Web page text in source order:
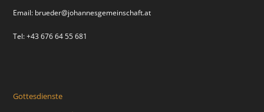
Email: brueder@johannesgemeinschaft.at
Tel: +43 676 64 55 681
Gottesdienste